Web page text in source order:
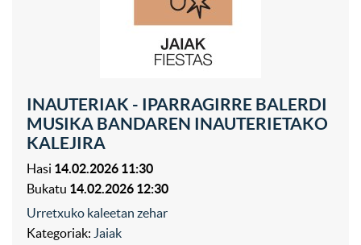
INAUTERIAK - IPARRAGIRRE BALERDI
MUSIKA BANDAREN INAUTERIETAKO
KALEJIRA
Hasi 14.02.2026 11:30
Bukatu 14.02.2026 12:30
Urretxuko kaleetan zehar
Kategoriak: Jaiak